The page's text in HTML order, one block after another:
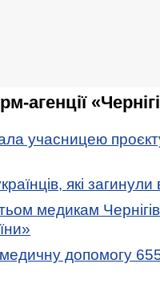
агенції
учасницею
які загинули
медикам
медичну допомогу